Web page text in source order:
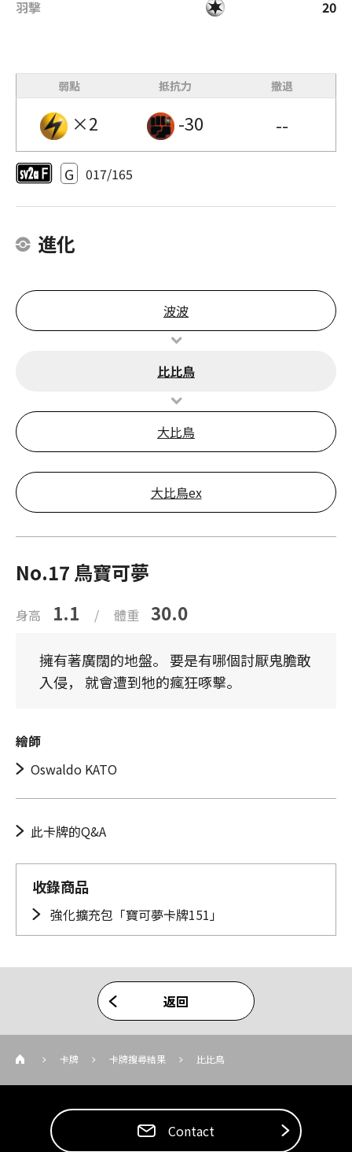
羽擊 20
弱點 抵抗力 撤退
×2 -30 --
G 017/165
進化
波波
比比鳥
大比鳥
大比鳥ex
No.17 鳥寶可夢
身高 1.1 / 體重 30.0
擁有著廣闊的地盤。 要是有哪個討厭鬼膽敢
入侵， 就會遭到牠的瘋狂啄擊。
繪師
Oswaldo KATO
此卡牌的Q&A
收錄商品
強化擴充包「寶可夢卡牌151」
返回
卡牌 卡牌搜尋結果 比比鳥
Contact